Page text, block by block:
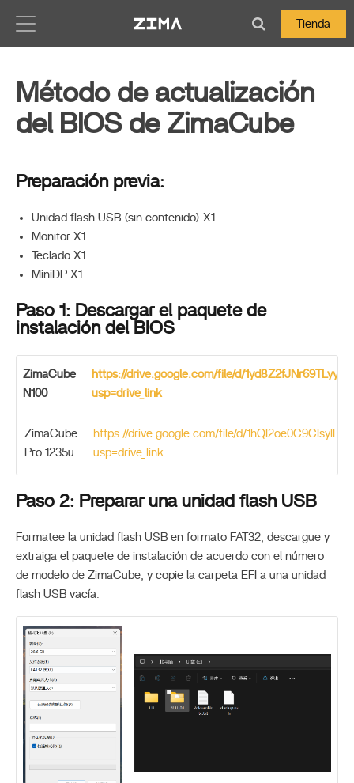
Tienda
Método de actualización
del BIOS de ZimaCube
Preparación previa:
Unidad flash USB (sin contenido) X1
Monitor X1
Teclado X1
MiniDP X1
Paso 1: Descargar el paquete de
instalación del BIOS
ZimaCube
N100
https://drive.google.com/file/d/
usp=drive_link
ZimaCube
Pro 1235u
https://drive.google.com/file/d/
usp=drive_link
Paso 2: Preparar una unidad flash USB
Formatee la unidad flash USB en formato FAT32, descargue y
extraiga el paquete de instalación de acuerdo con el número
de modelo de ZimaCube, y copie la carpeta EFI a una unidad
flash USB vacía.